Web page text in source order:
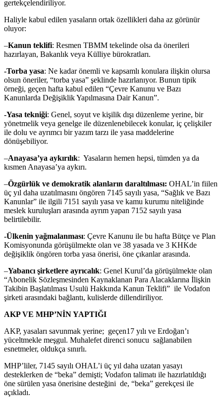
gertekçelendiriliyor.
Haliyle kabul edilen yasaların ortak özellikleri daha az görünür
oluyor:
–Kanun teklifi: Resmen TBMM tekelinde olsa da önerileri
hazırlayan, Bakanlık veya Külliye bürokratları.
-Torba yasa: Ne kadar önemli ve kapsamlı konulara ilişkin olursa
olsun öneriler, “torba yasa” şeklinde hazırlanıyor. Bunun tipik
örneği, geçen hafta kabul edilen “Çevre Kanunu ve Bazı
Kanunlarda Değişiklik Yapılmasına Dair Kanun”.
-Yasa tekniği: Genel, soyut ve kişilik dışı düzenleme yerine, bir
yönetmelik veya genelge ile düzenlenebilecek konular, iç çelişkiler
ile dolu ve ayrımcı bir yazım tarzı ile yasa maddelerine
dönüşebiliyor.
–Anayasa’ya aykırılık: Yasaların hemen hepsi, tümden ya da
kısmen Anayasa’ya aykırı.
–Özgürlük ve demokratik alanların daraltılması: OHAL’in fiilen
üç yıl daha uzatılmasını öngören 7145 sayılı yasa, “Sağlık ve Bazı
Kanunlar” ile ilgili 7151 sayılı yasa ve kamu kurumu niteliğinde
meslek kuruluşları arasında ayrım yapan 7152 sayılı yasa
belirtilebilir.
-Ülkenin yağmalanması: Çevre Kanunu ile bu hafta Bütçe ve Plan
Komisyonunda görüşülmekte olan ve 38 yasada ve 3 KHKde
değişiklik öngören torba yasa önerisi, öne çıkanlar arasında.
–Yabancı şirketlere ayrıcalık: Genel Kurul’da görüşülmekte olan
“Abonelik Sözleşmesinden Kaynaklanan Para Alacaklarına İlişkin
Takibin Başlatılması Usulü Hakkında Kanun Teklifi” ile Vodafon
şirketi arasındaki bağlantı, kulislerde dillendiriliyor.
AKP VE MHP’NİN YAPTIĞI
AKP, yasaları savunmak yerine; geçen17 yılı ve Erdoğan’ı
yüceltmekle meşgul. Muhalefet direnci sonucu sağlanabilen
esnetmeler, oldukça sınırlı.
MHP’liler, 7145 sayılı OHAL’i üç yıl daha uzatan yasayı
desteklerken de “beka” demişti; Vodafon talimatı ile hazırlatıldığı
öne sürülen yasa önerisine desteğini de, “beka” gerekçesi ile
açıkladı.